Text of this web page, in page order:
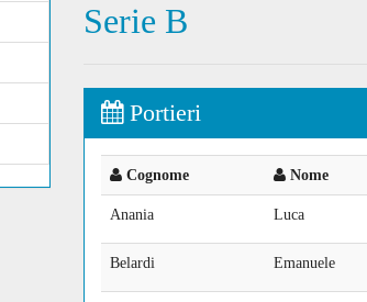
Serie B
Portieri
Cognome Nome
Anania Luca
Belardi Emanuele